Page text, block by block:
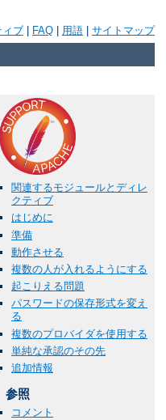
ィブ FAQ 用語 サイトマップ
関連するモジュールとディレ
クティブ
はじめに
準備
動作させる
複数の人が入れるようにする
起こりえる問題
パスワードの保存形式を変え
る
複数のプロバイダを使用する
単純な承認のその先
追加情報
参照
コメント